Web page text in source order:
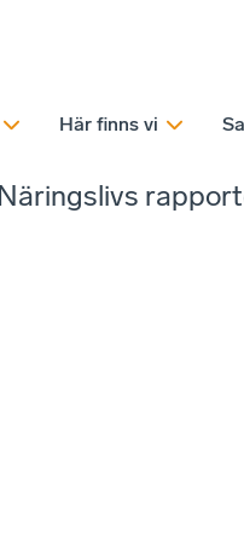
Här finns vi